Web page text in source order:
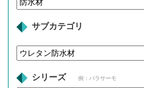
サブカテゴリ
シリーズ 例：パラサーモ